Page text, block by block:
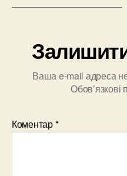
Ваша e-mail адреса
Обов’язкові
Коментар*